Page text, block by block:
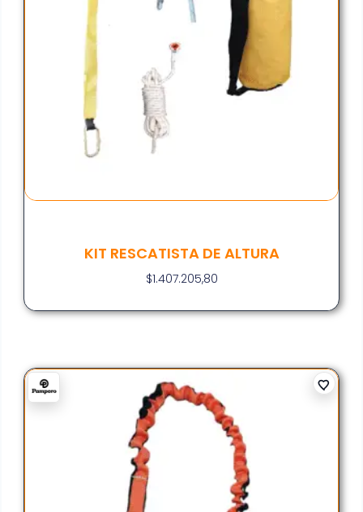
KIT RESCATISTA DE ALTURA
$1.407.205,80